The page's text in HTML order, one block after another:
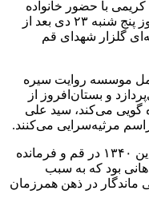
با حضور خانواده
معظم شهدا و رزمندگان دفاع مقدس روز پنج شنبه ۲۳ دی بعد از
گلزار شهدای قم
موسسه روایت سیره
و بستان‌افروز از
گویی می‌کند، سید علی
مرثیه‌سرایی می‌کنند.
شهید حاج احمد کریمی متولد اول فروردین ۱۳۴۰ در قم و فرمانده
بود که به سبب
در ذهن همرزمان